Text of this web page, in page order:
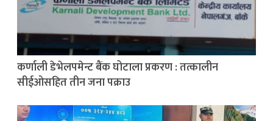
कर्णाली डेभेलपमेन्ट बैंक घोटाला प्रकरण : तत्कालीन
सीईओसहित तीन जना पक्राउ